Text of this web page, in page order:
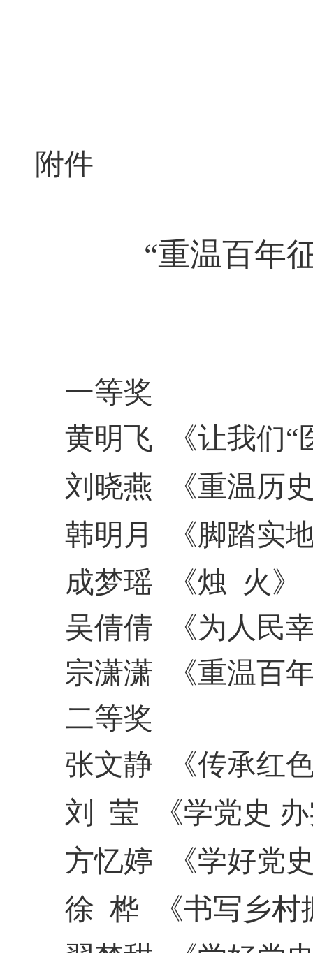
附件
“重温百年
一等奖
黄明飞
《让我们“
刘晓燕
《重温历
韩明月
《脚踏实
成梦瑶
《烛
火》
吴倩倩
《为人民
宗潇潇
《重温百
二等奖
张文静
《传承红
刘
莹 《学党史
方忆婷
《学好党
徐 桦
《书写乡